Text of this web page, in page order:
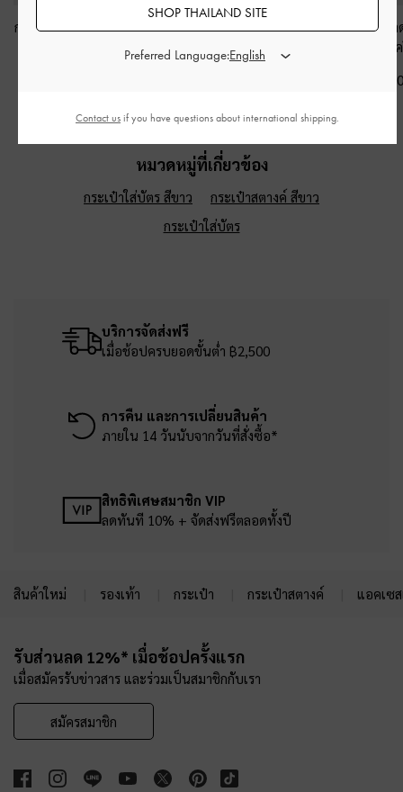
กระเป๋าทรงลูกบาศก์ลายค
วิลท์ดีไซน์หูจับด้านบน
กระเป๋าสะพายข้างดีไซน์
จับจีบรุ่น Ciara-สีครีม
กระเป๋าโท้ทขน
฿3,390.00
หมวดหมู่ที่เกี่ยวข้อง
กระเป๋าใส่บัตร สีขาว
กระเป๋าสตางค์ สีขาว
กระเป๋าใส่บัตร
บริการจัดส่งฟรี
เมื่อช้อปครบยอดขั้นต่ำ ฿2,500
การคืน และการเปลี่ยนสินค้า
ภายใน 14 วันนับจากวันที่สั่งซื้อ*
สิทธิพิเศษสมาชิก VIP
ลดทันที 10% + จัดส่งฟรีตลอดทั้งปี
สินค้าใหม่ รองเท้า กระเป๋า กระเป๋าสตางค์ แอคเซ
รับส่วนลด 12%* เมื่อช้อปครั้งแรก
เมื่อสมัครรับข่าวสาร และร่วมเป็นสมาชิกกับเรา
สมัครสมาชิก
SHOP THAILAND SITE
Preferred Language:
Contact us if you have questions about international shipping.